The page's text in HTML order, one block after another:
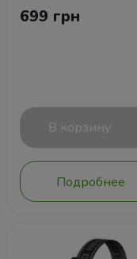
699 грн
В корзину
Подробнее